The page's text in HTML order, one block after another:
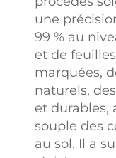
quantités
délais
rendant
plus
les
alignés
une
99 % au
et de
marquées,
naturels,
et durables,
souple des
au sol. Il a